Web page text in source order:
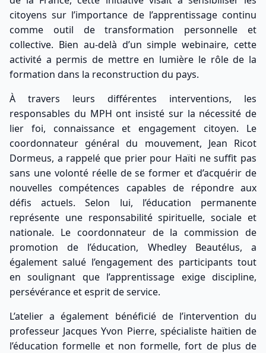
citoyens sur l’importance de l’apprentissage continu
comme outil de transformation personnelle et
collective. Bien au-delà d’un simple webinaire, cette
activité a permis de mettre en lumière le rôle de la
formation dans la reconstruction du pays.
À travers leurs différentes interventions, les
responsables du MPH ont insisté sur la nécessité de
lier foi, connaissance et engagement citoyen. Le
coordonnateur général du mouvement, Jean Ricot
Dormeus, a rappelé que prier pour Haïti ne suffit pas
sans une volonté réelle de se former et d’acquérir de
nouvelles compétences capables de répondre aux
défis actuels. Selon lui, l’éducation permanente
représente une responsabilité spirituelle, sociale et
nationale. Le coordonnateur de la commission de
promotion de l’éducation, Whedley Beautélus, a
également salué l’engagement des participants tout
en soulignant que l’apprentissage exige discipline,
persévérance et esprit de service.
L’atelier a également bénéficié de l’intervention du
professeur Jacques Yvon Pierre, spécialiste haïtien de
l’éducation formelle et non formelle, fort de plus de